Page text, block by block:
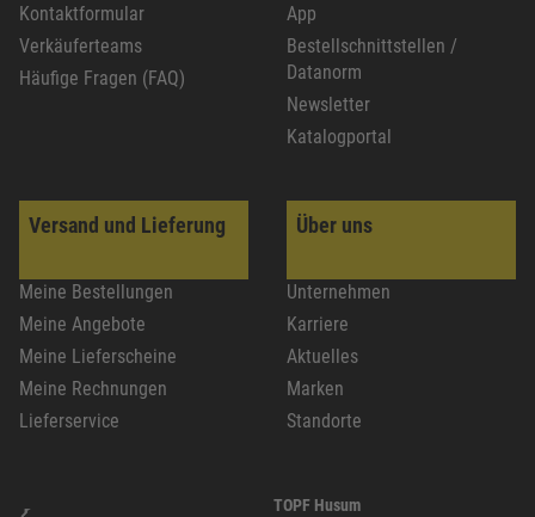
Kontaktformular
Verkäuferteams
Häufige Fragen (FAQ)
App
Bestellschnittstellen /
Datanorm
Newsletter
Katalogportal
Versand und Lieferung
Meine Bestellungen
Meine Angebote
Meine Lieferscheine
Meine Rechnungen
Lieferservice
Über uns
Unternehmen
Karriere
Aktuelles
Marken
Standorte
TOPF Husum